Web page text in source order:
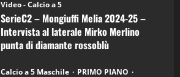
Intervista
a
mister
Arturo
Carciotto
(Mongiuffi
Video - Calcio a 5
SerieC2 – Mongiuffi Melia 2024-25 –
Intervista al laterale Mirko Merlino
punta di diamante rossoblù
Calcio a 5 Maschile
PRIMO PIANO
(Martedi 14 Aprile 2026)
15/04/2026
“SportEmpire” in Podcast: 26^ Puntata